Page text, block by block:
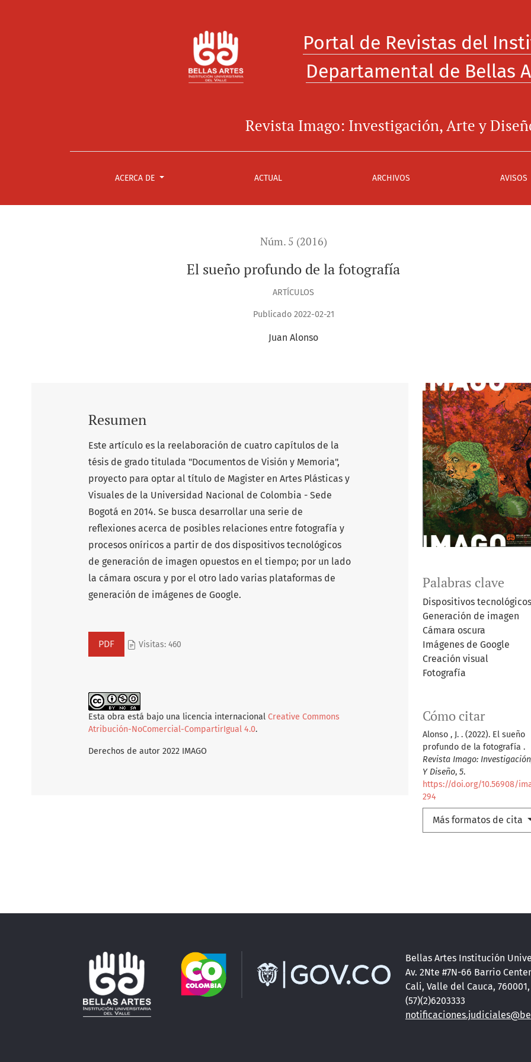
Portal de Revistas del
Departamental de Bellas
Revista Imago: Investigación, Arte y
ACERCA DE ACTUAL ARCHIVOS AVISOS
Núm. 5 (2016)
El sueño profundo de la fotografía
ARTÍCULOS
Publicado 2022-02-21
Juan Alonso
Palabras clave
Dispositivos tecnológicos
Generación de imagen
Cámara oscura
Imágenes de Google
Creación visual
Fotografía
Cómo citar
Alonso , J. . (2022). El sueño
profundo de la fotografía .
Revista Imago:
Y Diseño,5.
https://doi.org/10.56908/
294
Más formatos de cita
Resumen
Este artículo es la reelaboración de cuatro capítulos de la
tésis de grado titulada "Documentos de Visión y Memoria",
proyecto para optar al título de Magister en Artes Plásticas y
Visuales de la Universidad Nacional de Colombia - Sede
Bogotá en 2014. Se busca desarrollar una serie de
reflexiones acerca de posibles relaciones entre fotografía y
procesos oníricos a partir de dos dispositivos tecnológicos
de generación de imagen opuestos en el tiempo; por un lado
la cámara oscura y por el otro lado varias plataformas de
generación de imágenes de Google.
PDF Visitas: 460
Esta obra está bajo una licencia internacionalCreative Commons
Atribución-NoComercial-CompartirIgual 4.0.
Derechos de autor 2022 IMAGO
Bellas Artes Institución
Av. 2Nte #7N-66 Barrio
Cali, Valle del Cauca, 760001,
(57)(2)6203333